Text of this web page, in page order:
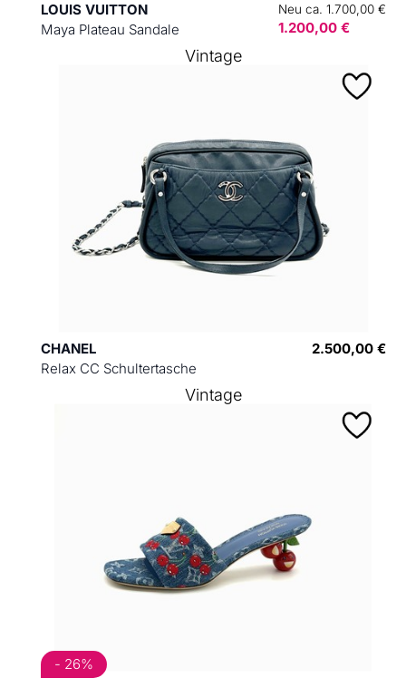
LOUIS VUITTON
Maya Plateau Sandale
Neu ca. 1.700,00 €
1.200,00 €
CHANEL
Relax CC Schultertasche
2.500,00 €
Vintage
- 26%
Vintage